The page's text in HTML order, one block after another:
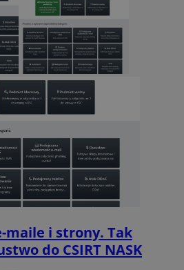
maile i strony. Tak
do CSIRT NASK